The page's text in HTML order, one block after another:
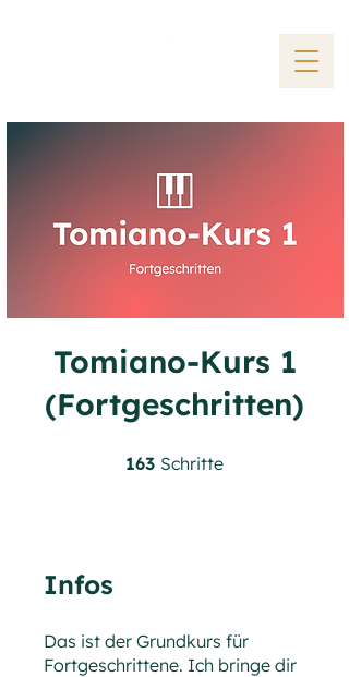
Tomiano-Kurs 1
(Fortgeschritten)
163 Schritte
Infos
Das ist der Grundkurs für
Fortgeschrittene. Ich bringe dir